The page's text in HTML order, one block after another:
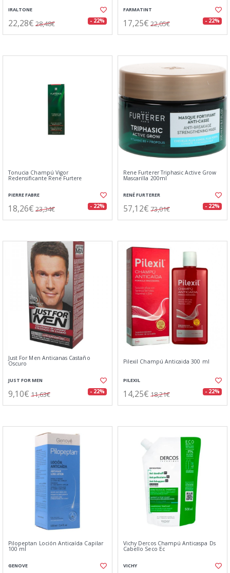
IRALTONE
22,28€ 28,48€ - 22%
FARMATINT
17,25€ 22,05€ - 22%
Tonucia Champú Vigor
Redensificante Rene Furtere
PIERRE FABRE
18,26€ 23,34€ - 22%
Rene Furterer Triphasic Active Grow
Mascarilla 200ml
RENÉ FURTERER
57,12€ 73,01€ - 22%
Just For Men Anticanas Castaño
Oscuro
JUST FOR MEN
9,10€ 11,63€ - 22%
Pilexil Champú Anticaida 300 ml
PILEXIL
14,25€ 18,21€ - 22%
Pilopeptan Loción Anticaída Capilar
100 ml
GENOVE
Vichy Dercos Champú Anticaspa Ds
Cabello Seco Ec
VICHY